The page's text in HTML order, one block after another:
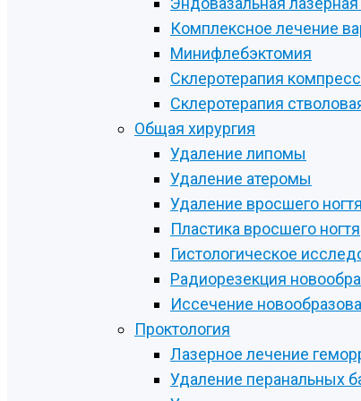
Комплексное лечение
Минифлебэктомия
Склеротерапия
Склеротерапия
Общая хирургия
Удаление липомы
Удаление атеромы
Удаление вросшего ногтя
Пластика вросшего ногтя
Гистологическое
Радиорезекция
Иссечение
Проктология
Лазерное лечение
Удаление перанальных